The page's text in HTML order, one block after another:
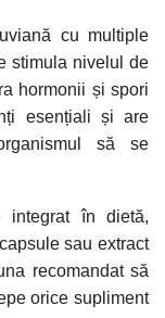
cu multiple
stimula nivelul de
hormonii și spori
esențiali și are
să se
integrat în dietă,
sau extract
recomandat să
orice supliment